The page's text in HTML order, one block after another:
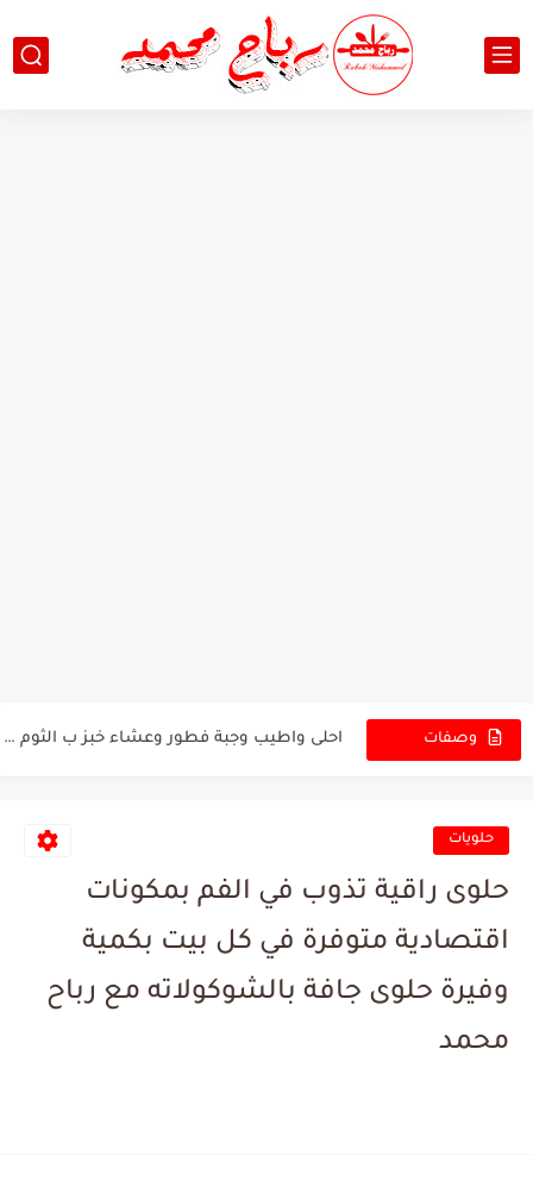
وصفات
حلويات
حلوى راقية تذوب في الفم بمكونات
اقتصادية متوفرة في كل بيت بكمية
وفيرة حلوى جافة بالشوكولاته مع رباح
محمد